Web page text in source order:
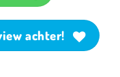
achter!